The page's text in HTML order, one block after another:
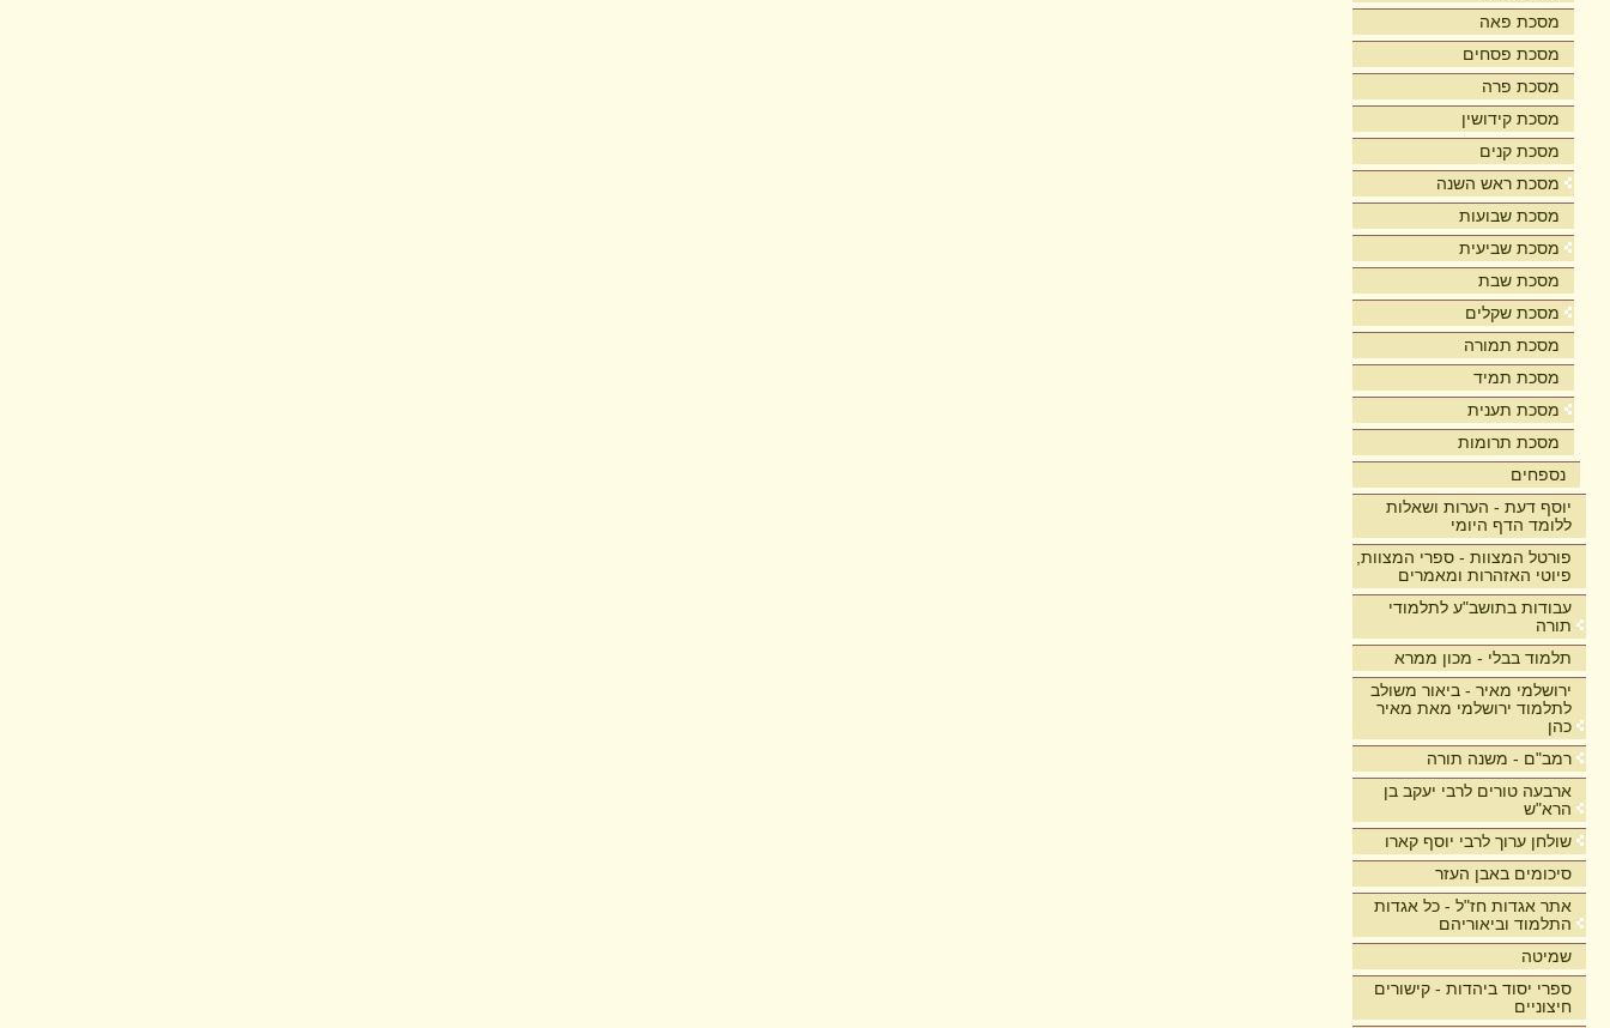
מסכת פאה
מסכת פסחים
מסכת פרה
מסכת קידושין
מסכת קנים
מסכת ראש השנה
מסכת שבועות
מסכת שביעית
מסכת שבת
מסכת שקלים
מסכת תמורה
מסכת תמיד
מסכת תענית
מסכת תרומות
נספחים
יוסף דעת - הערות ושאלות
ללומד הדף היומי
פורטל המצוות - ספרי המצוות,
פיוטי האזהרות ומאמרים
עבודות בתושב"ע לתלמודי
תורה
תלמוד בבלי - מכון ממרא
ירושלמי מאיר - ביאור משולב
לתלמוד ירושלמי מאת מאיר
כהן
רמב"ם - משנה תורה
ארבעה טורים לרבי יעקב בן
הרא"ש
שולחן ערוך לרבי יוסף קארו
סיכומים באבן העזר
אתר אגדות חז"ל - כל אגדות
התלמוד וביאוריהם
שמיטה
ספרי יסוד ביהדות - קישורים
חיצוניים